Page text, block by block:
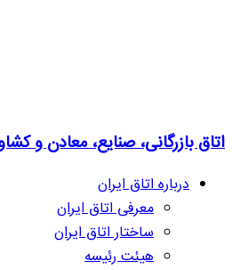
اتاق بازرگانی، صنایع، معادن و
درباره اتاق ایران
معرفی اتاق ایران
ساختار اتاق ایران
هیئت رئیسه